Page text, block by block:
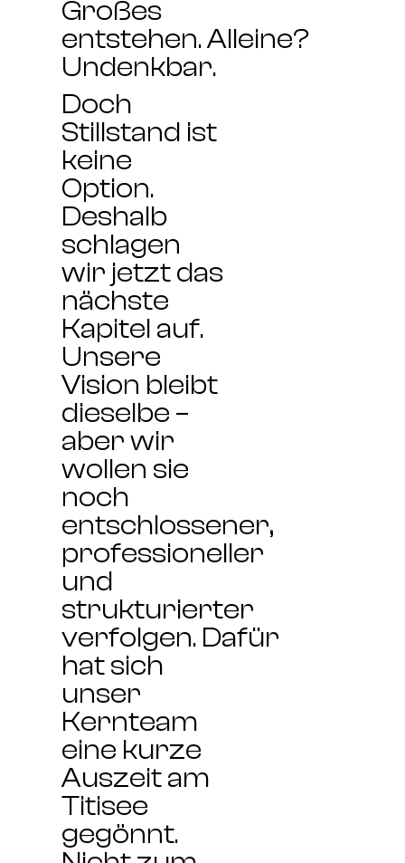
Großes
entstehen.Alleine?
Undenkbar.
Doch
Stillstand ist
keine
Option.
Deshalb
schlagen
wir jetzt das
nächste
Kapitel auf.
Unsere
Vision bleibt
dieselbe –
aber wir
wollen sie
noch
entschlossener,
professioneller
und
strukturierter
verfolgen. Dafür
hat sich
unser
Kernteam
eine kurze
Auszeit am
Titisee
gegönnt.